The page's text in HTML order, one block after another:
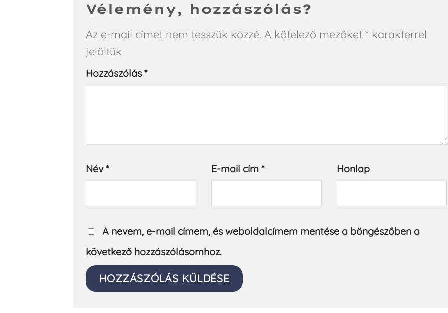
Vélemény, hozzászólás?
Az e-mail címet nem tesszük közzé. A kötelező mezőket * karakterrel
jelöltük
Hozzászólás *
Név* E-mail cím * Honlap
A nevem, e-mail címem, és weboldalcímem mentése a böngészőben a
következő hozzászólásomhoz.